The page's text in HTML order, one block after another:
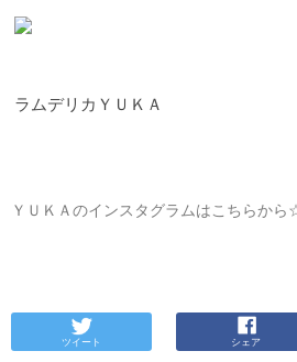
ラムデリカＹＵＫＡ
ＹＵＫＡのインスタグラムはこちらから
ツイート シェア